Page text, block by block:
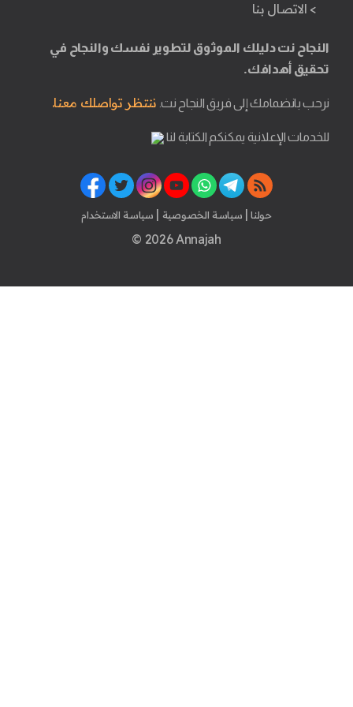
> الاتصال بنا
النجاح نت دليلك الموثوق لتطوير نفسك والنجاح في
تحقيق أهدافك.
نرحب بانضمامك إلى فريق النجاح نت. ننتظر تواصلك معنا.
للخدمات الإعلانية يمكنكم الكتابة لنا
حولنا | سياسة الخصوصية | سياسة الاستخدام
© 2026 Annajah